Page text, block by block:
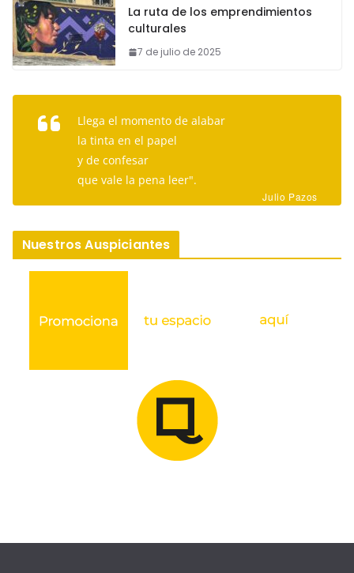
La ruta de los emprendimientos
culturales
7 de julio de 2025
Llega el momento de alabar
la tinta en el papel
y de confesar
que vale la pena leer".
Julio Pazos
Nuestros Auspiciantes